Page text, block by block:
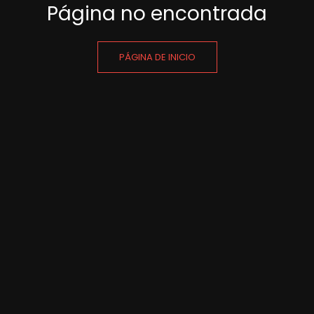
Página no encontrada
PÁGINA DE INICIO